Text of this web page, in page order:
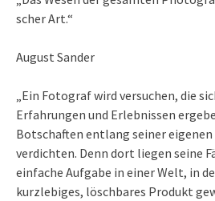
scher Art.“
August Sander
„Ein Fotograf wird versuchen, die
Erfahrungen und Erlebnissen
Botschaften entlang seiner
verdichten. Denn dort liegen seine
einfache Aufgabe in einer Welt, in
kurzlebiges, löschbares Produkt